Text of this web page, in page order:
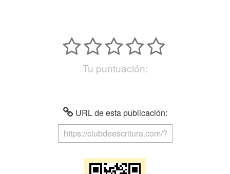
Tu puntuación:
URL de esta publicación: